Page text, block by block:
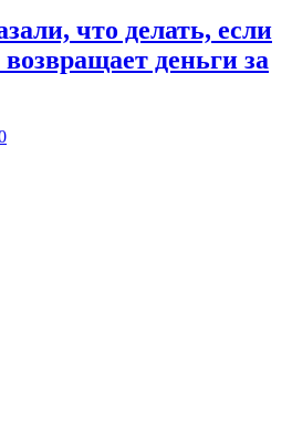
что делать, если
деньги за